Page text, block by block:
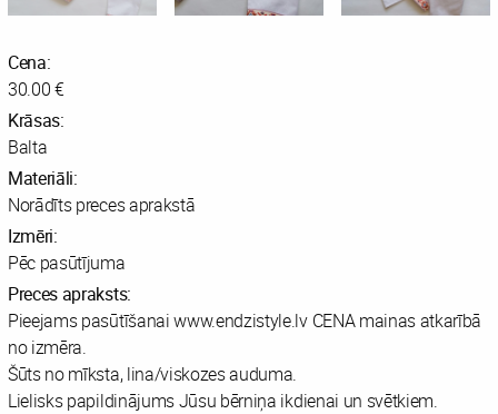
Cena:
30.00 €
Krāsas:
Balta
Materiāli:
Norādīts preces aprakstā
Izmēri:
Pēc pasūtījuma
Preces apraksts:
Pieejams pasūtīšanai www.endzistyle.lv CENA mainas atkarībā
no izmēra.
Šūts no mīksta, lina/viskozes auduma.
Lielisks papildinājums Jūsu bērniņa ikdienai un svētkiem.